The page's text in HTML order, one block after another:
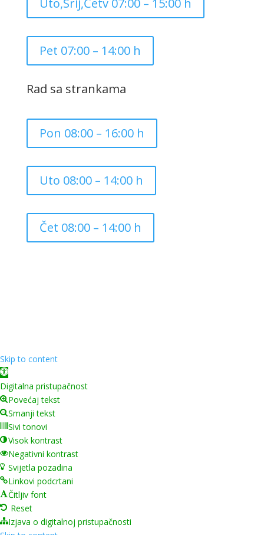
Uto,Srij,Četv 07:00 – 15:00 h
Pet 07:00 – 14:00 h
Rad sa strankama
Pon 08:00 – 16:00 h
Uto 08:00 – 14:00 h
Čet 08:00 – 14:00 h
Skip to content
Open toolbar
Digitalna pristupačnost
Povećaj tekst
Smanji tekst
Sivi tonovi
Visok kontrast
Negativni kontrast
Svijetla pozadina
Linkovi podcrtani
Čitljiv font
Reset
Izjava o digitalnoj pristupačnosti